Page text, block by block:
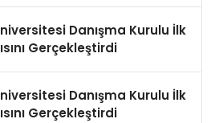
Danışma Kurulu İlk
Gerçekleştirdi
Danışma Kurulu İlk
Gerçekleştirdi